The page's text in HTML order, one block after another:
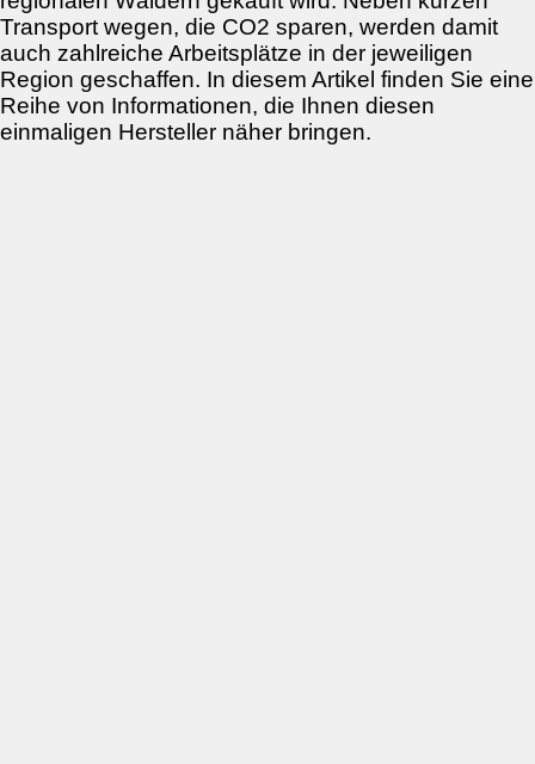
Transport wegen, die CO2 sparen, werden damit
auch zahlreiche Arbeitsplätze in der jeweiligen
Region geschaffen. In diesem Artikel finden Sie eine
Reihe von Informationen, die Ihnen diesen
einmaligen Hersteller näher bringen.